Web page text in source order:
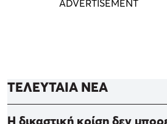
ΤΕΛΕΥΤΑΙΑ ΝΕΑ
Η δικαστική κρίση δεν